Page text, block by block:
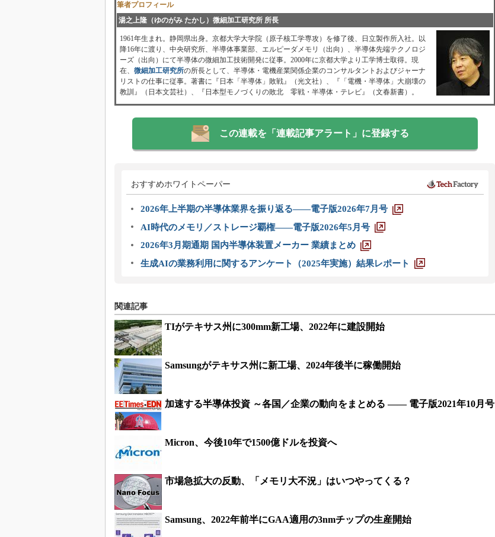
筆者プロフィール
湯之上隆（ゆのがみ たかし）微細加工研究所 所長
1961年生まれ。静岡県出身。京都大学大学院（原子核工学専攻）を修了後、日立製作所入社。以
降16年に渡り、中央研究所、半導体事業部、エルピーダメモリ（出向）、半導体先端テクノロジ
ーズ（出向）にて半導体の微細加工技術開発に従事。2000年に京都大学より工学博士取得。現
在、 微細加工研究所の所長として、半導体・電機産業関係企業のコンサルタントおよびジャーナ
リストの仕事に従事。著書に『日本「半導体」敗戦』（光文社）、『「電機・半導体」大崩壊の
教訓』（日本文芸社）、『日本型モノづくりの敗北 零戦・半導体・テレビ』（文春新書）。
この連載を「連載記事アラート」に登録する
おすすめホワイトペーパー
2026年上半期の半導体業界を振り返る――電子版2026年7月号
AI時代のメモリ／ストレージ覇権――電子版2026年5月号
2026年3月期通期 国内半導体装置メーカー 業績まとめ
生成AIの業務利用に関するアンケート（2025年実施）結果レポート
関連記事
TIがテキサス州に300mm新工場、2022年に建設開始
Samsungがテキサス州に新工場、2024年後半に稼働開始
加速する半導体投資 ～各国／企業の動向をまとめる ―― 電子版2021年10月号
Micron、今後10年で1500億ドルを投資へ
市場急拡大の反動、「メモリ大不況」はいつやってくる？
Samsung、2022年前半にGAA適用の3nmチップの生産開始